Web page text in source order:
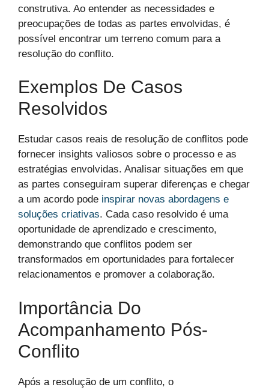
construtiva. Ao entender as necessidades e
preocupações de todas as partes envolvidas, é
possível encontrar um terreno comum para a
resolução do conflito.
Exemplos De Casos
Resolvidos
Estudar casos reais de resolução de conflitos pode
fornecer insights valiosos sobre o processo e as
estratégias envolvidas. Analisar situações em que
as partes conseguiram superar diferenças e chegar
a um acordo pode inspirar novas abordagens e
soluções criativas. Cada caso resolvido é uma
oportunidade de aprendizado e crescimento,
demonstrando que conflitos podem ser
transformados em oportunidades para fortalecer
relacionamentos e promover a colaboração.
Importância Do
Acompanhamento Pós-
Conflito
Após a resolução de um conflito, o